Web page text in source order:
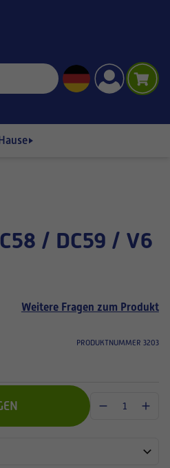
Weitere Fragen zum Produkt
PRODUKTNUMMER 3203